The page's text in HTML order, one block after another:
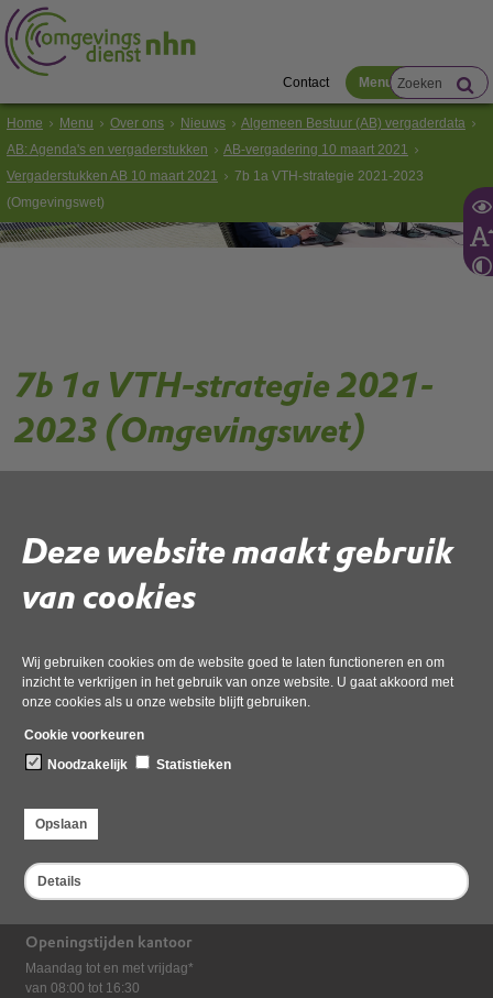
Deze website maakt gebruik
van cookies
Wij gebruiken cookies om de website goed te laten functioneren en om
inzicht te verkrijgen in het gebruik van onze website. U gaat akkoord met
onze cookies als u onze website blijft gebruiken.
Cookie voorkeuren
Noodzakelijk
Statistieken
Opslaan
Details
Contact Menu
Home Menu Over ons Nieuws
Algemeen Bestuur (AB) vergaderdata
AB: Agenda's en vergaderstukken
AB-vergadering 10 maart 2021
Vergaderstukken AB 10 maart 2021
7b 1a VTH-strategie 2021-2023
(Omgevingswet)
7b 1a VTH-strategie 2021-
2023 (Omgevingswet)
01 december 2022,pdf, 2MB
Bezoekadres
Postadres
Openingstijden kantoor
Maandag tot en met vrijdag*
van 08:00 tot 16:30